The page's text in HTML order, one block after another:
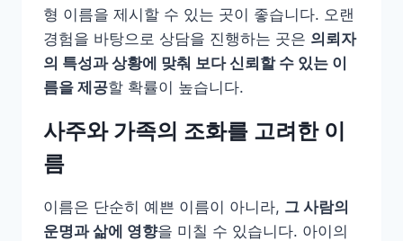
형 이름을 제시할 수 있는 곳이 좋습니다. 오랜
경험을 바탕으로 상담을 진행하는 곳은 의뢰자
의 특성과 상황에 맞춰 보다 신뢰할 수 있는 이
름을 제공할 확률이 높습니다.
사주와 가족의 조화를 고려한 이
름
이름은 단순히 예쁜 이름이 아니라, 그 사람의
운명과 삶에 영향을 미칠 수 있습니다. 아이의